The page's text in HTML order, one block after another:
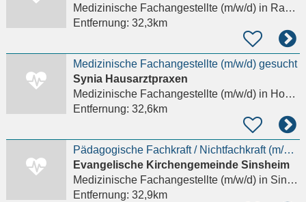
Medizinische Fachangestellte (m/w/d)in Rastatt
Entfernung: 32,3km
Medizinische Fachangestellte (m/w/d) gesucht
Synia Hausarztpraxen
Medizinische Fachangestellte (m/w/d)in Hockenheim
Entfernung: 32,6km
Pädagogische Fachkraft / Nichtfachkraft (m/w/d) in Teilzeit mit bis zu 79% Stundenumfang, ab sofort
Evangelische Kirchengemeinde Sinsheim
Medizinische Fachangestellte (m/w/d)in Sinsheim
Entfernung: 32,9km